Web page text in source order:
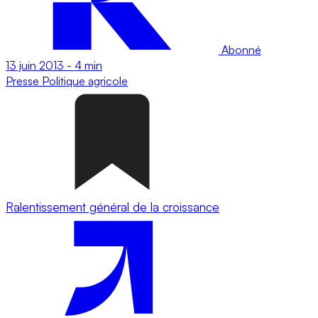
Abonné
13 juin 2013 - 4 min
Presse Politique agricole
Ralentissement général de la croissance